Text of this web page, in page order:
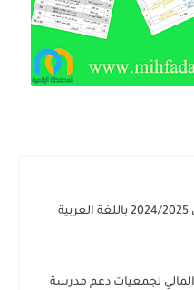
لائحة العطل للموسم الدراسي 2024/2025 باللغة العربية
لجمعيات دعم مدرسة